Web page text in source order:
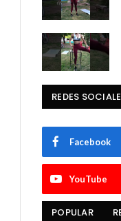
REDES
Facebook
YouTube
POPULAR